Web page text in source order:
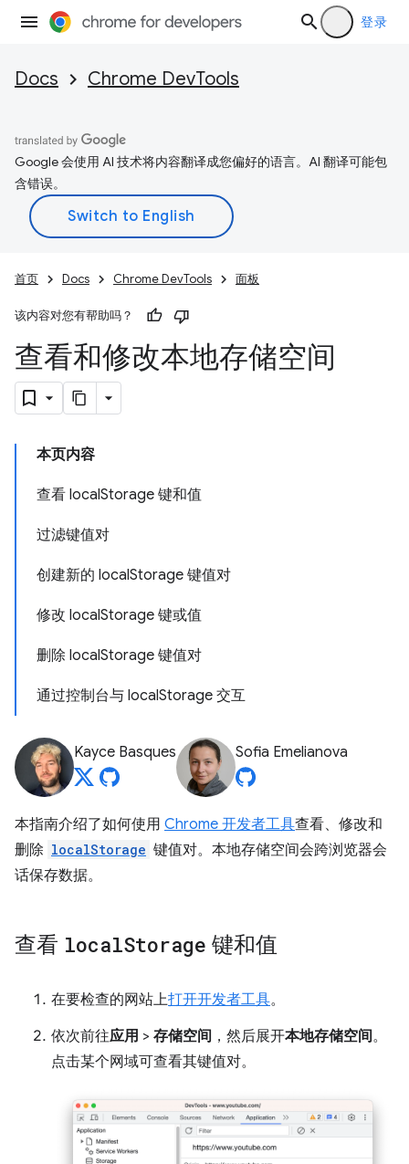
登录
Docs Chrome DevTools
Google 会使用 AI 技术将内容翻译成您偏好的语言。AI 翻译可能包
含错误。
首页 Docs Chrome DevTools 面板
该内容对您有帮助吗？
查看和修改本地存储空间
本页内容
查看 localStorage 键和值
过滤键值对
创建新的 localStorage 键值对
修改 localStorage 键或值
删除 localStorage 键值对
通过控制台与 localStorage 交互
Kayce Basques Sofia Emelianova
本指南介绍了如何使用 Chrome 开发者工具查看、修改和
删除 localStorage 键值对。本地存储空间会跨浏览器会
话保存数据。
查看 localStorage 键和值
在要检查的网站上打开开发者工具。
依次前往应用 > 存储空间 ，然后展开本地存储空间。
点击某个网域可查看其键值对。